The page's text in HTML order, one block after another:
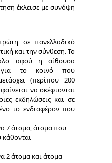
έκλεισε με συνόψη
σε πανελλαδικό
και την σύνθεση. Το
αφού η αίθουσα
για το κοινό που
(περίπου 200
να σκέφτονται
εκδηλώσεις και σε
το ενδιαφέρον που